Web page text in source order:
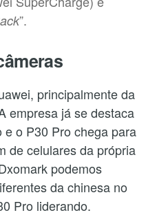
”.
principalmente da
empresa já se destaca
o P30 Pro chega para
de celulares da própria
podemos
da chinesa no
Pro liderando.